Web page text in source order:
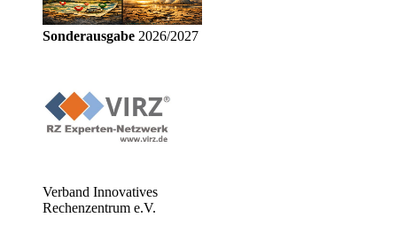
Sonderausgabe 2026/2027
Verband Innovatives
Rechenzentrum e.V.